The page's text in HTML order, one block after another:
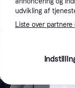
dine
udvikling af
Liste over partnere